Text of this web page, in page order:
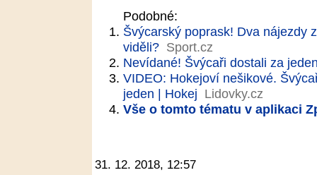
Podobné:
Švýcarský poprask! Dva nájezdy
viděli? Sport.cz
Nevídané! Švýcaři dostali za
VIDEO: Hokejoví nešikové.
jeden | Hokej Lidovky.cz
Vše o tomto tématu v aplikaci
31. 12. 2018, 12:57